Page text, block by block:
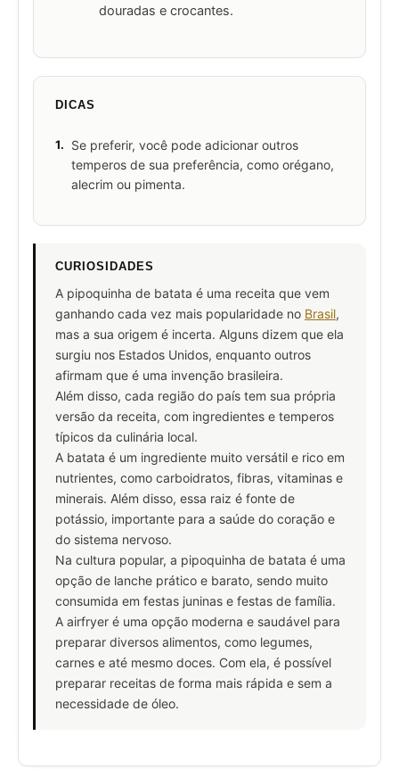
douradas e crocantes.
DICAS
1.
Se preferir, você pode adicionar outros
temperos de sua preferência, como orégano,
alecrim ou pimenta.
CURIOSIDADES
A pipoquinha de batata é uma receita que vem
ganhando cada vez mais popularidade no Brasil,
mas a sua origem é incerta. Alguns dizem que ela
surgiu nos Estados Unidos, enquanto outros
afirmam que é uma invenção brasileira.
Além disso, cada região do país tem sua própria
versão da receita, com ingredientes e temperos
típicos da culinária local.
A batata é um ingrediente muito versátil e rico em
nutrientes, como carboidratos, fibras, vitaminas e
minerais. Além disso, essa raiz é fonte de
potássio, importante para a saúde do coração e
do sistema nervoso.
Na cultura popular, a pipoquinha de batata é uma
opção de lanche prático e barato, sendo muito
consumida em festas juninas e festas de família.
A airfryer é uma opção moderna e saudável para
preparar diversos alimentos, como legumes,
carnes e até mesmo doces. Com ela, é possível
preparar receitas de forma mais rápida e sem a
necessidade de óleo.